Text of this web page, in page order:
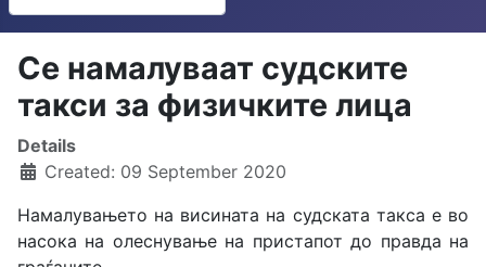
Type 2 or more characters for results.
Се намалуваат судските
такси за физичките лица
Details
Created: 09 September 2020
Намалувањето на висината на судската такса е во
насока на олеснување на пристапот до правда на